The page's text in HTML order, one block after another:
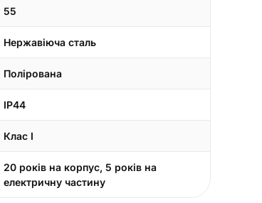
55
Нержавіюча сталь
Полірована
IP44
Клас I
20 років на корпус, 5 років на
електричну частину